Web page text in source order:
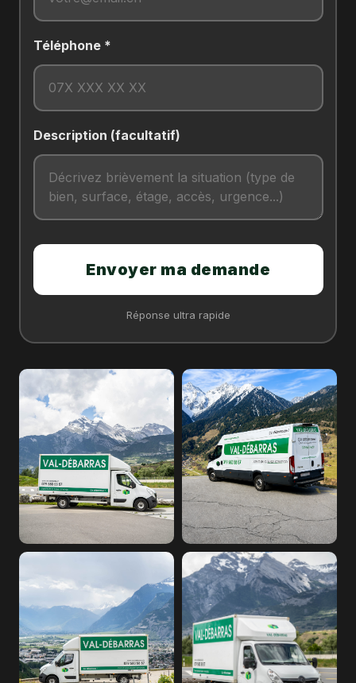
Téléphone *
Description (facultatif)
Envoyer ma demande
Réponse ultra rapide